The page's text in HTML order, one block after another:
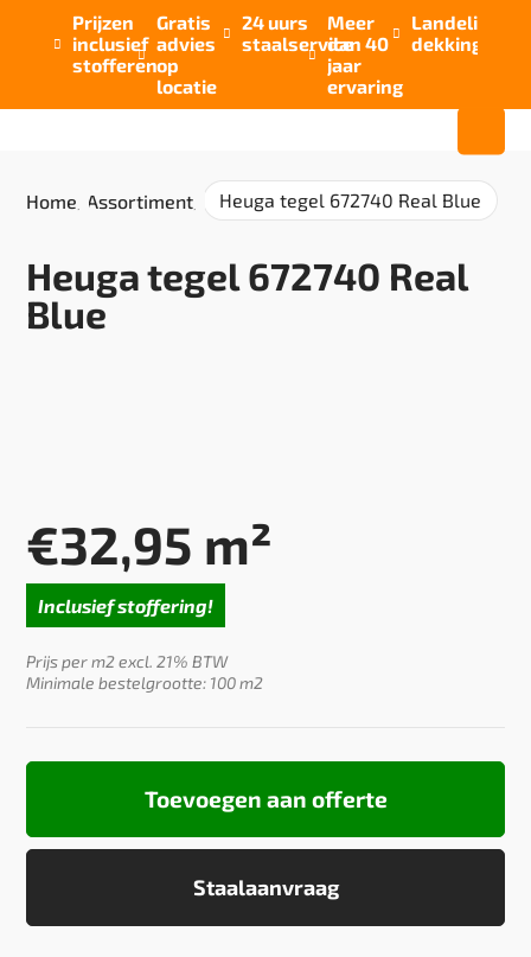

Prijzen
inclusief
stofferen

Gratis
advies
op
locatie

24 uurs
staalservice

Meer
dan 40
jaar
ervaring

Landelijke
dekking
Home Assortiment Heuga tegel 672740 Real Blue
Heuga tegel 672740 Real
Blue
€32,95 m²
Inclusief stoffering!
Prijs per m2 excl. 21% BTW
Minimale bestelgrootte: 100 m2
Staalaanvraag
Toevoegen aan offerte